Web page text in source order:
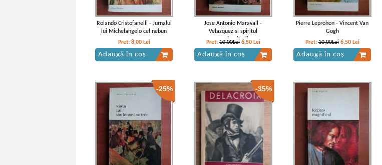
Rolando Cristofanelli - Jurnalul
lui Michelangelo cel nebun
Pret: 8,00 Lei
Adaugă în coș
Jose Antonio Maravall -
Velazquez si spiritul
modernitatii
Pret:10,00Lei 6,50 Lei
Adaugă în coș
Pierre Leprohon - Vincent Van
Gogh
Pret:10,00Lei 6,50 Lei
Adaugă în coș
-25% -35%